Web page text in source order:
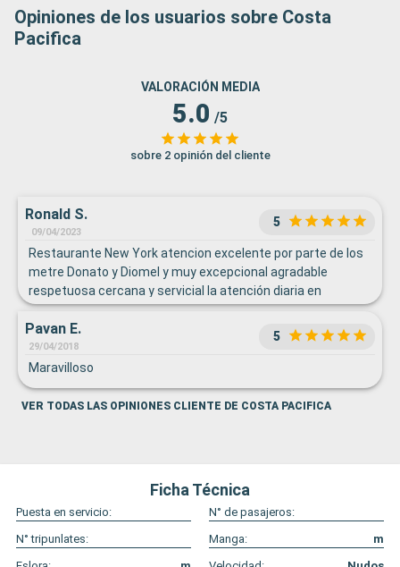
Opiniones de los usuarios sobre Costa
Pacifica
VALORACIÓN MEDIA
5.0 /5
sobre 2 opinión del cliente
Ronald S.
09/04/2023
5
Restaurante New York atencion excelente por parte de los
metre Donato y Diomel y muy excepcional agradable
respetuosa cercana y servicial la atención diaria en
nuestras cenas por parte del sr. José Villanueva y su
segundo o ayudante El sr. Edgar muy buen vendedor de
servicios de comida Grupo de animación totalmente
encantadores, especiales y siempre dispuestos a hacernos
sentir a gusto en nuestra estadía. Especial atención de
parte de Antonio y Alexa En el bar del piso 3 la atención de
contentos y bien atendidos
Pavan E.
29/04/2018
5
Maravilloso
VER TODAS LAS OPINIONES CLIENTE DE COSTA PACIFICA
Ficha Técnica
Puesta en servicio:
N° de pasajeros:
N° tripunlates:
Manga:
m